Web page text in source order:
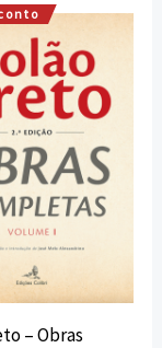
– Obras
€.
O
preço
atual
é:
19,80 €.